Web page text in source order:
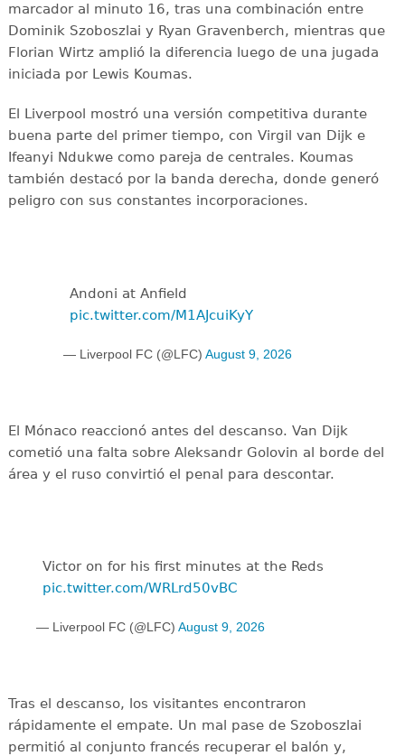
marcador al minuto 16, tras una combinación entre
Dominik Szoboszlai y Ryan Gravenberch, mientras que
Florian Wirtz amplió la diferencia luego de una jugada
iniciada por Lewis Koumas.
El Liverpool mostró una versión competitiva durante
buena parte del primer tiempo, con Virgil van Dijk e
Ifeanyi Ndukwe como pareja de centrales. Koumas
también destacó por la banda derecha, donde generó
peligro con sus constantes incorporaciones.
Andoni at Anfield
pic.twitter.com/M1AJcuiKyY
— Liverpool FC (@LFC) August 9, 2026
El Mónaco reaccionó antes del descanso. Van Dijk
cometió una falta sobre Aleksandr Golovin al borde del
área y el ruso convirtió el penal para descontar.
Victor on for his first minutes at the Reds
pic.twitter.com/WRLrd50vBC
— Liverpool FC (@LFC) August 9, 2026
Tras el descanso, los visitantes encontraron
rápidamente el empate. Un mal pase de Szoboszlai
permitió al conjunto francés recuperar el balón y,